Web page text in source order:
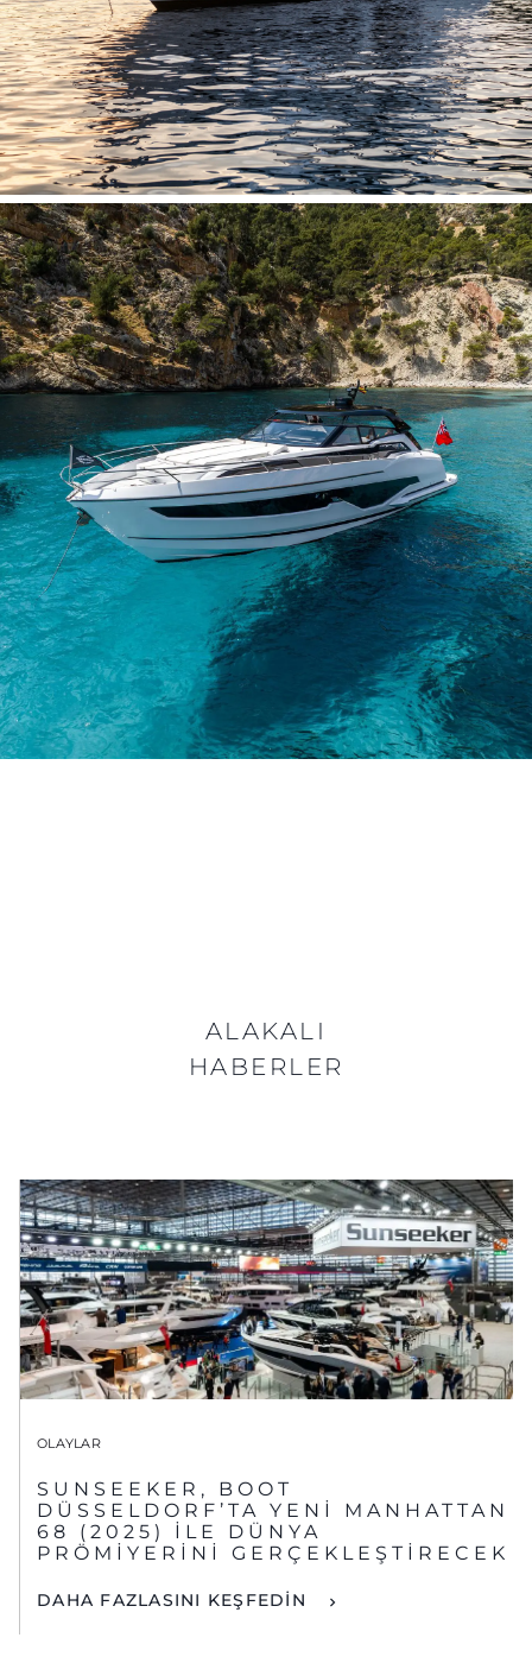
ALAKALI
HABERLER
OLAYLAR
SUNSEEKER, BOOT
DÜSSELDORF’TA YENİ MANHATTAN
68 (2025) İLE DÜNYA
PRÖMİYERİNİ GERÇEKLEŞTİRECEK
DAHA FAZLASINI KEŞFEDİN